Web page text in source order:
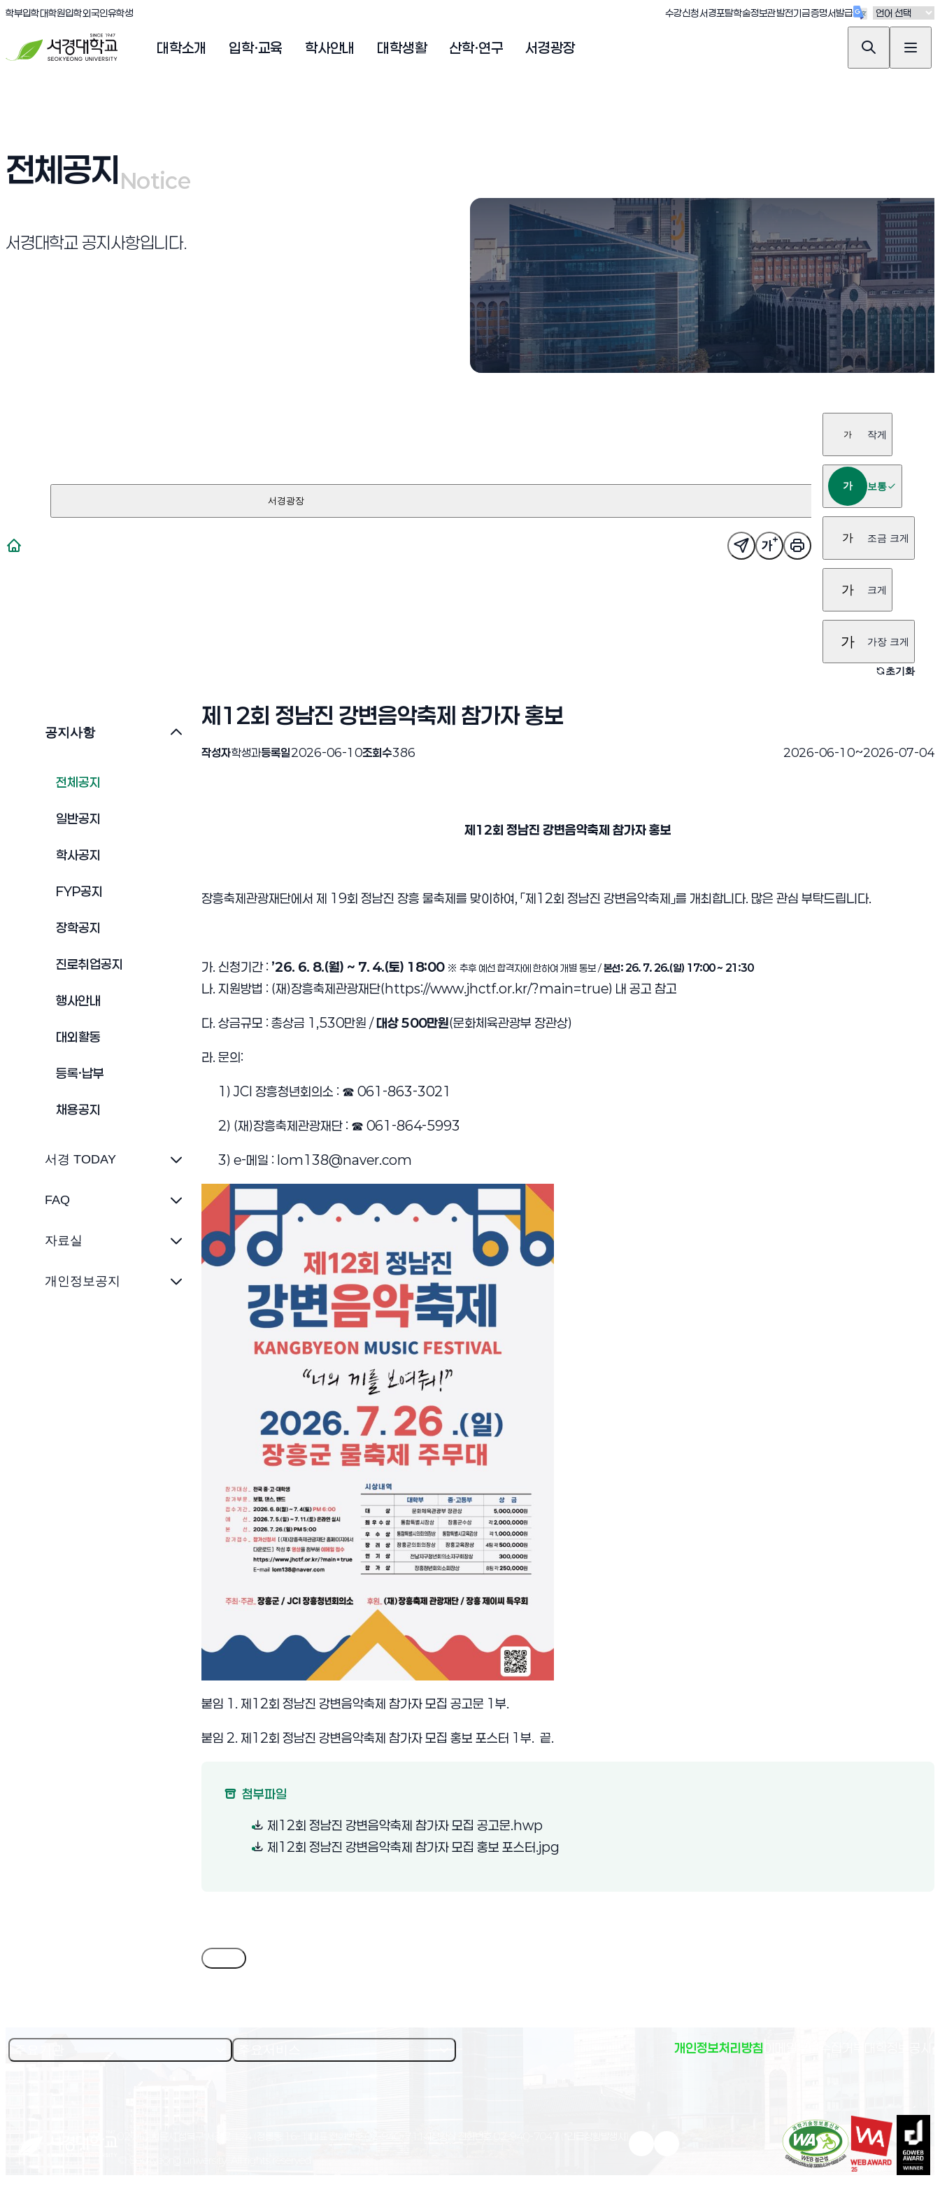
서경대학교
학부입학(새창 열림)
대학원입학(새창 열림)
외국인유학생(새창 열림) 수강신청(새창 열림)
서경포탈(새창 열림)
학술정보관(새창 열림)
발전기금(새창 열림)
증명서발급(새창 열림)
대학소개 입학·교육 학사안내 대학생활 산학·연구 서경광장
전체공지 Notice
Notice
서경대학교 공지사항입니다.
서경광장
가 작게
가 보통
가 조금 크게
가 크게
가 가장 크게
초기화
공지사항
전체공지
일반공지
학사공지
FYP공지
장학공지
진로취업공지
행사안내
대외활동
등록·납부
채용공지
서경 TODAY
FAQ
자료실
개인정보공지
제12회 정남진 강변음악축제 참가자 홍보
작성자학생과등록일2026-06-10조회수386 2026-06-10~2026-07-04
제12회 정남진 강변음악축제 참가자 홍보
장흥축제관광재단에서 제 19회 정남진 장흥 물축제를 맞이하여, 「제12회 정남진 강변음악축제」를 개최합니다. 많은 관심 부탁드립니다.
가. 신청기간 : ’26. 6. 8.(월) ~ 7. 4.(토) 18:00 ※ 추후 예선 합격자에 한하여 개별 통보 /본선: 26. 7. 26.(일) 17:00 ~ 21:30
나. 지원방법 : (재)장흥축제관광재단(https://www.jhctf.or.kr/?main=true) 내 공고 참고
다. 상금규모 : 총상금 1,530만원 /대상 500만원(문화체육관광부 장관상)
라. 문의:
1) JCI 장흥청년회의소 : ☎ 061-863-3021
2) (재)장흥축제관광재단 : ☎ 061-864-5993
3) e-메일 : lom138@naver.com
붙임 1. 제12회 정남진 강변음악축제 참가자 모집 공고문 1부.
붙임 2. 제12회 정남진 강변음악축제 참가자 모집 홍보 포스터 1부. 끝.
첨부파일
제12회 정남진 강변음악축제 참가자 모집 공고문.hwp
제12회 정남진 강변음악축제 참가자 모집 홍보 포스터.jpg
개인정보처리방침